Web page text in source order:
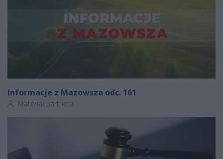
Informacje z Mazowsza odc. 161
Autor artykułu:
Materiał partnera